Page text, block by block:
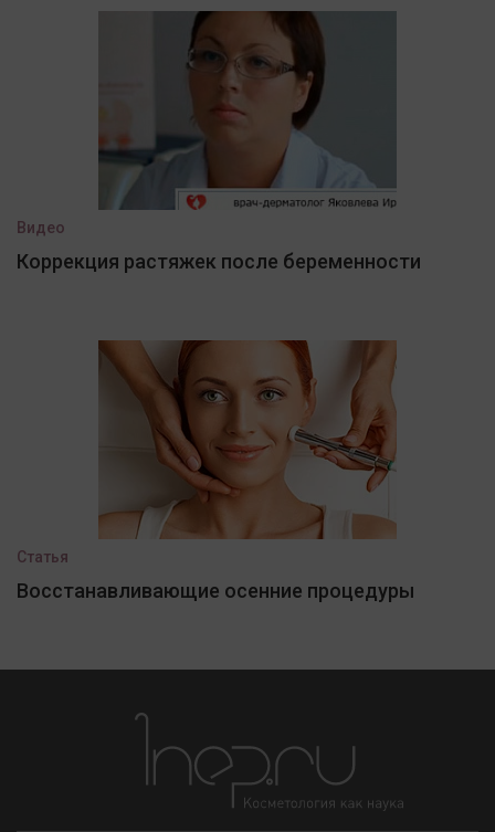
Видео
Коррекция растяжек после беременности
Статья
Восстанавливающие осенние процедуры